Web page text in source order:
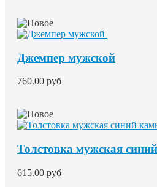
Джемпер мужской
760.00 руб
Толстовка мужская
615.00 руб